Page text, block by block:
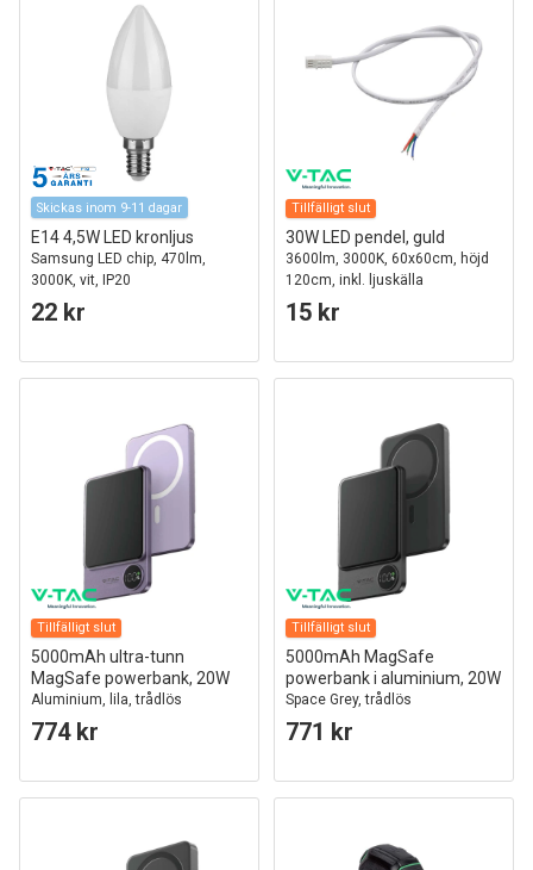
Skickas inom 9-11 dagar
E14 4,5W LED kronljus
Samsung LED chip, 470lm,
3000K, vit, IP20
22 kr
Tillfälligt slut
30W LED pendel, guld
3600lm, 3000K, 60x60cm, höjd
120cm, inkl. ljuskälla
15 kr
Tillfälligt slut
5000mAh ultra-tunn
MagSafe powerbank, 20W
Aluminium, lila, trådlös
snabbladdning
774 kr
Tillfälligt slut
5000mAh MagSafe
powerbank i aluminium, 20W
Space Grey, trådlös
771 kr